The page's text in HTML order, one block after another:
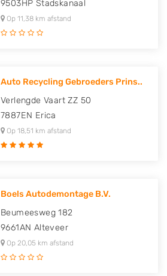
9503HP Stadskanaal
Op 11,38 km afstand
Auto Recycling Gebroeders Prins..
Verlengde Vaart ZZ 50
7887EN Erica
Op 18,51 km afstand
Boels Autodemontage B.V.
Beumeesweg 182
9661AN Alteveer
Op 20,05 km afstand